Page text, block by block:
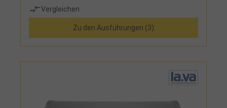
Vergleichen
Zu den Ausführungen (3)